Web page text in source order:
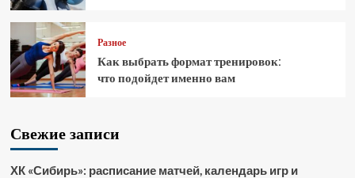
Разное
Как выбрать формат тренировок:
что подойдет именно вам
Свежие записи
ХК «Сибирь»: расписание матчей, календарь игр и